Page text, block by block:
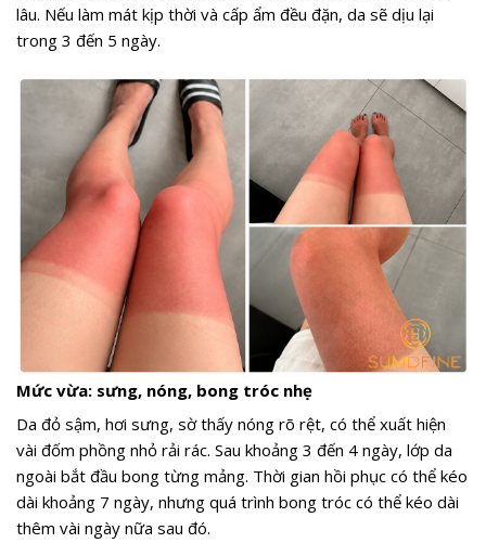
lâu. Nếu làm mát kịp thời và cấp ẩm đều đặn, da sẽ dịu lại
trong 3 đến 5 ngày.
Mức vừa: sưng, nóng, bong tróc nhẹ
Da đỏ sậm, hơi sưng, sờ thấy nóng rõ rệt, có thể xuất hiện
vài đốm phồng nhỏ rải rác. Sau khoảng 3 đến 4 ngày, lớp da
ngoài bắt đầu bong từng mảng. Thời gian hồi phục có thể kéo
dài khoảng 7 ngày, nhưng quá trình bong tróc có thể kéo dài
thêm vài ngày nữa sau đó.